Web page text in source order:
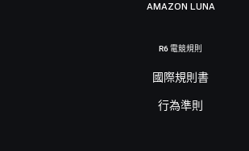
AMAZON LUNA
R6 電競規則
國際規則書
行為準則